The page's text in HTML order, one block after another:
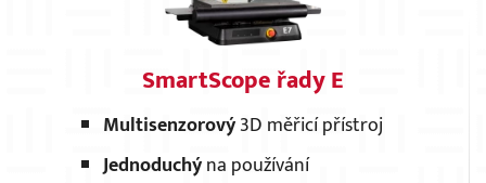
SmartScope řady E
Multisenzorový3D měřicí přístroj
Jednoduchýna používání